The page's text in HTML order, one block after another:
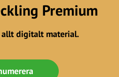
Premium
digitalt material.